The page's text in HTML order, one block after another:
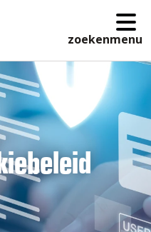
zoekenmenu